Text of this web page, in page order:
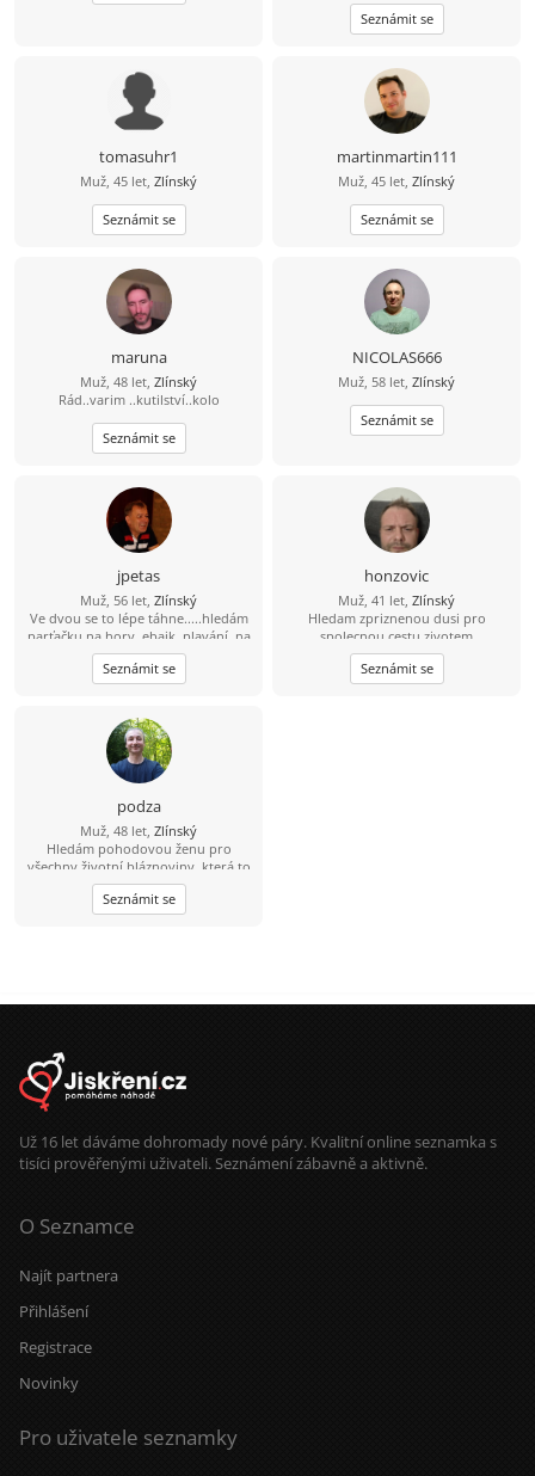
Seznámit se
tomasuhr1
Muž, 45 let, Zlínský
Seznámit se
martinmartin111
Muž, 45 let, Zlínský
Seznámit se
maruna
Muž, 48 let, Zlínský
Rád..varim ..kutilství..kolo
Seznámit se
NICOLAS666
Muž, 58 let, Zlínský
Seznámit se
jpetas
Muž, 56 let, Zlínský
Ve dvou se to lépe táhne.....hledám
parťačku na hory, ebajk, plavání, na
fajn zážitky i běžné dny. Holku s
kterým mi bude fajn. Pokud tě můj
profil zaujal... šest nula osm šest
Seznámit se
honzovic
Muž, 41 let, Zlínský
Hledam zpriznenou dusi pro
spolecnou cestu zivotem
Seznámit se
podza
Muž, 48 let, Zlínský
Hledám pohodovou ženu pro
všechny životní bláznoviny, která to
myslí opravdu vážně a nemá
problém se sejít.
Seznámit se
Už 16 let dáváme dohromady nové páry. Kvalitní online seznamka s
tisíci prověřenými uživateli. Seznámení zábavně a aktivně.
O Seznamce
Najít partnera
Přihlášení
Registrace
Novinky
Pro uživatele seznamky